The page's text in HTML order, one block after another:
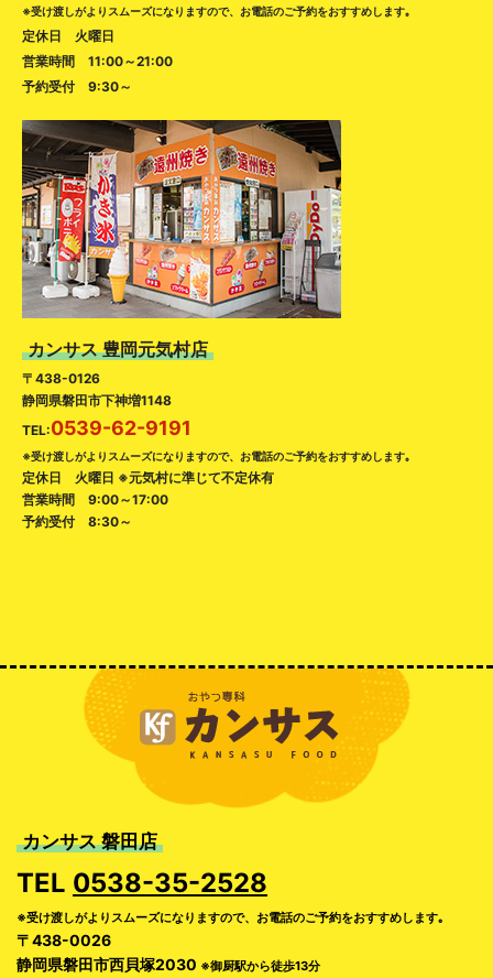
※受け渡しがよりスムーズになりますので、お電話のご予約をおすすめします｡
定休日 火曜日
営業時間 11:00～21:00
予約受付 9:30～
カンサス 豊岡元気村店
〒438-0126
静岡県磐田市下神増1148
TEL:0539-62-9191
※受け渡しがよりスムーズになりますので、お電話のご予約をおすすめします｡
定休日 火曜日 ※元気村に準じて不定休有
営業時間 9:00～17:00
予約受付 8:30～
カンサス 磐田店
TEL 0538-35-2528
※受け渡しがよりスムーズになりますので、お電話のご予約をおすすめします｡
〒438-0026
静岡県磐田市西貝塚2030 ※御厨駅から徒歩13分